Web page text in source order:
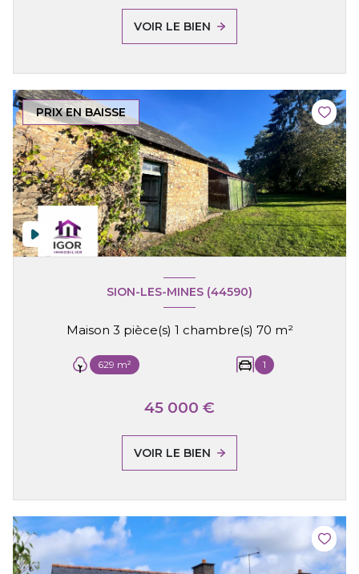
VOIR LE BIEN
PRIX EN BAISSE
SION-LES-MINES (44590)
Maison 3 pièce(s) 1 chambre(s) 70 m²
629 m² 1
45 000 €
VOIR LE BIEN